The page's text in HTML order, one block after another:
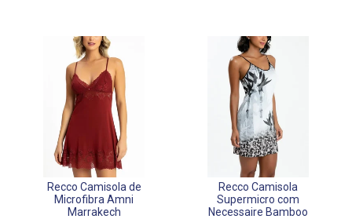
Recco Camisola de
Microfibra Amni
Marrakech
Recco Camisola
Supermicro com
Necessaire Bamboo